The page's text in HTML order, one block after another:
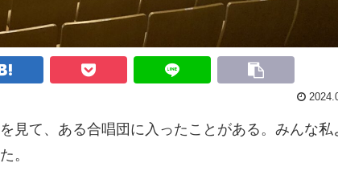
見て、ある合唱団に入ったことがある。みんな私
。